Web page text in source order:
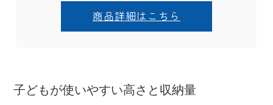
商品詳細はこちら
子どもが使いやすい高さと収納量